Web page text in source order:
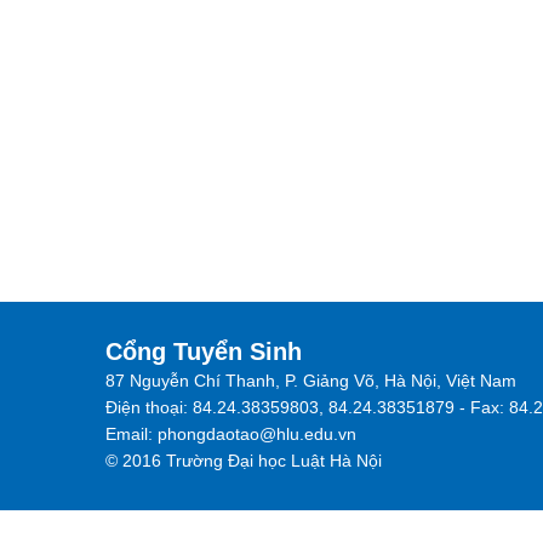
Cổng Tuyển Sinh
87 Nguyễn Chí Thanh, P. Giảng Võ, Hà Nội, Việt Nam
Điện thoại: 84.24.38359803, 84.24.38351879 - Fax:
Email: phongdaotao@hlu.edu.vn
© 2016 Trường Đại học Luật Hà Nội